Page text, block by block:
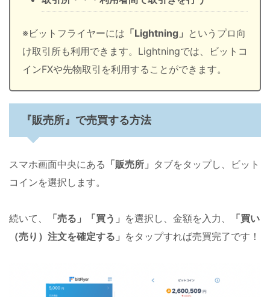
※ビットフライヤーには 「Lightning」 というプロ向
け取引所も利用できます。Lightningでは、ビットコ
インFXや先物取引を利用することができます。
『販売所』で売買する方法
スマホ画面中央にある 「販売所」 タブをタップし、ビット
コインを選択します。
続いて、 「売る」「買う」 を選択し、金額を入力、
「買い
（売り）注文を確定する」 をタップすれば売買完了です！